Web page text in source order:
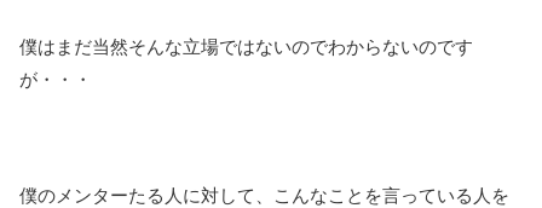
僕はまだ当然そんな立場ではないのでわからないのです
が・・・
僕のメンターたる人に対して、こんなことを言っている人を